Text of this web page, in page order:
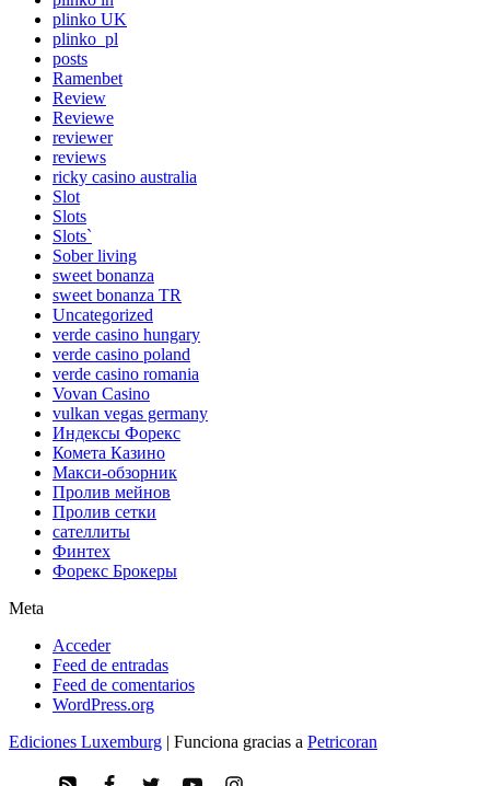
plinko UK
plinko_pl
posts
Ramenbet
Review
Reviewe
reviewer
reviews
ricky casino australia
Slot
Slots
Slots`
Sober living
sweet bonanza
sweet bonanza TR
Uncategorized
verde casino hungary
verde casino poland
verde casino romania
Vovan Casino
vulkan vegas germany
Индексы Форекс
Комета Казино
Макси-обзорник
Пролив мейнов
Пролив сетки
сателлиты
Финтех
Форекс Брокеры
Meta
Acceder
Feed de entradas
Feed de comentarios
WordPress.org
Ediciones Luxemburg | Funciona gracias a Petricoran